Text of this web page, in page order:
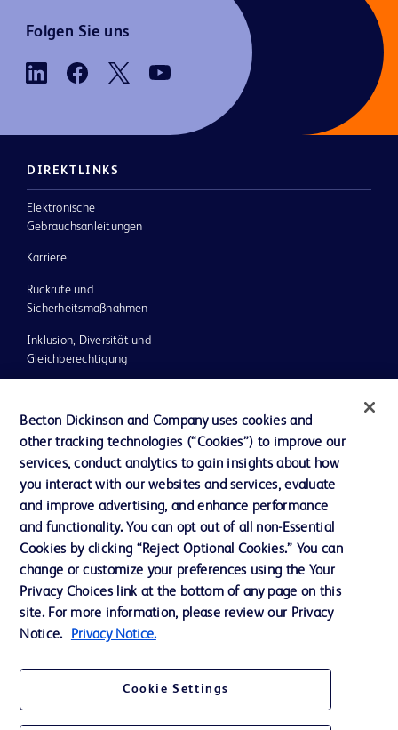
Folgen Sie uns
DIREKTLINKS
Elektronische
Gebrauchsanleitungen
Karriere
Rückrufe und
Sicherheitsmaßnahmen
Inklusion, Diversität und
Gleichberechtigung
Ethik und Compliance
Impressum
Neuigkeiten, Medien und Blogs
Support
Unser Unternehmen
Cookie-Einstellungen
Becton Dickinson and Company uses cookies and
other tracking technologies (“Cookies”) to improve our
services, conduct analytics to gain insights about how
you interact with our websites and services, evaluate
and improve advertising, and enhance performance
and functionality. You can opt out of all non-Essential
Cookies by clicking “Reject Optional Cookies.” You can
change or customize your preferences using the Your
Privacy Choices link at the bottom of any page on this
site. For more information, please review our Privacy
Notice.
Privacy Notice.
Cookie Settings